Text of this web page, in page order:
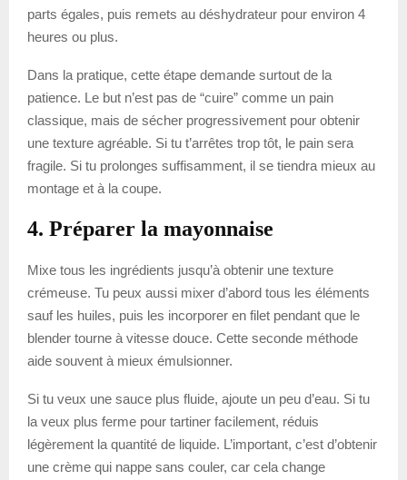
parts égales, puis remets au déshydrateur pour environ 4
heures ou plus.
Dans la pratique, cette étape demande surtout de la
patience. Le but n’est pas de “cuire” comme un pain
classique, mais de sécher progressivement pour obtenir
une texture agréable. Si tu t’arrêtes trop tôt, le pain sera
fragile. Si tu prolonges suffisamment, il se tiendra mieux au
montage et à la coupe.
4. Préparer la mayonnaise
Mixe tous les ingrédients jusqu’à obtenir une texture
crémeuse. Tu peux aussi mixer d’abord tous les éléments
sauf les huiles, puis les incorporer en filet pendant que le
blender tourne à vitesse douce. Cette seconde méthode
aide souvent à mieux émulsionner.
Si tu veux une sauce plus fluide, ajoute un peu d’eau. Si tu
la veux plus ferme pour tartiner facilement, réduis
légèrement la quantité de liquide. L’important, c’est d’obtenir
une crème qui nappe sans couler, car cela change